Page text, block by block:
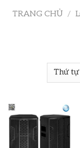
TRANG CHỦ /